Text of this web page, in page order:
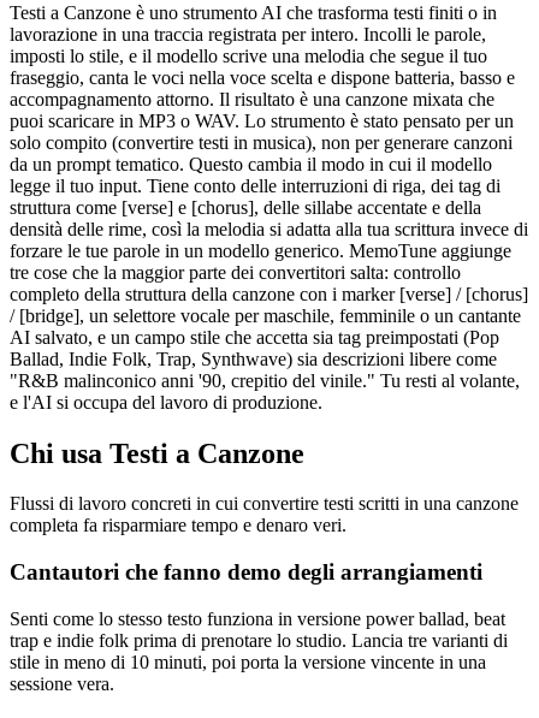
Testi a Canzone è uno strumento AI che trasforma testi finiti o in
lavorazione in una traccia registrata per intero. Incolli le parole,
imposti lo stile, e il modello scrive una melodia che segue il tuo
fraseggio, canta le voci nella voce scelta e dispone batteria, basso e
accompagnamento attorno. Il risultato è una canzone mixata che
puoi scaricare in MP3 o WAV. Lo strumento è stato pensato per un
solo compito (convertire testi in musica), non per generare canzoni
da un prompt tematico. Questo cambia il modo in cui il modello
legge il tuo input. Tiene conto delle interruzioni di riga, dei tag di
struttura come [verse] e [chorus], delle sillabe accentate e della
densità delle rime, così la melodia si adatta alla tua scrittura invece di
forzare le tue parole in un modello generico. MemoTune aggiunge
tre cose che la maggior parte dei convertitori salta: controllo
completo della struttura della canzone con i marker [verse] / [chorus]
/ [bridge], un selettore vocale per maschile, femminile o un cantante
AI salvato, e un campo stile che accetta sia tag preimpostati (Pop
Ballad, Indie Folk, Trap, Synthwave) sia descrizioni libere come
"R&B malinconico anni '90, crepitio del vinile." Tu resti al volante,
e l'AI si occupa del lavoro di produzione.
Chi usa Testi a Canzone
Flussi di lavoro concreti in cui convertire testi scritti in una canzone
completa fa risparmiare tempo e denaro veri.
Cantautori che fanno demo degli arrangiamenti
Senti come lo stesso testo funziona in versione power ballad, beat
trap e indie folk prima di prenotare lo studio. Lancia tre varianti di
stile in meno di 10 minuti, poi porta la versione vincente in una
sessione vera.